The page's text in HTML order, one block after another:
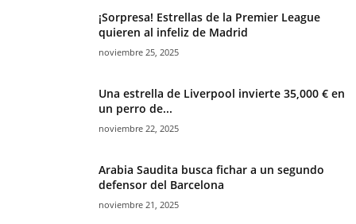
¡Sorpresa! Estrellas de la Premier League
quieren al infeliz de Madrid
noviembre 25, 2025
Una estrella de Liverpool invierte 35,000 € en
un perro de...
noviembre 22, 2025
Arabia Saudita busca fichar a un segundo
defensor del Barcelona
noviembre 21, 2025